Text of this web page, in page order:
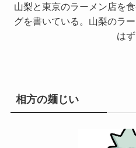
山梨と東京のラーメン店を
グを書いている。山梨のラ
はず
相方の麺じい